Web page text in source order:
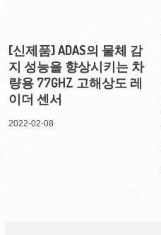
[신제품] ADAS의 물체 감
지 성능을 향상시키는 차
량용 77GHZ 고해상도 레
이더 센서
2022-02-08